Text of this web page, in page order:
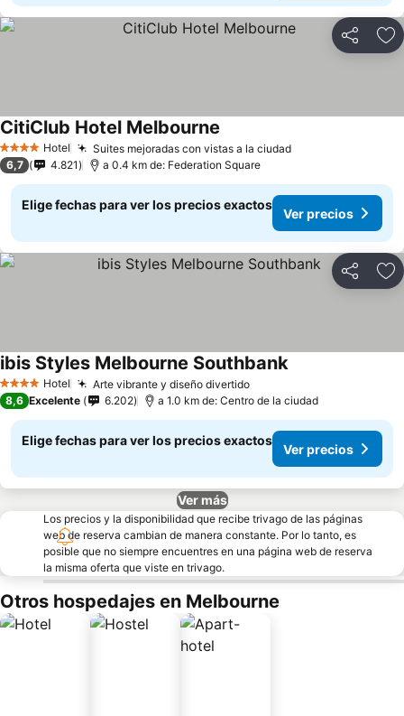
Compartir
4 EstrellasHotel Suites mejoradas con vistas a la ciudad
CitiClub Hotel Melbourne
6,7 4.821 a 0.4 km de: Federation Square
Elige fechas para ver los precios exactos
Ver precios
Compartir
4 EstrellasHotel Arte vibrante y diseño divertido
ibis Styles Melbourne Southbank
8,6 Excelente 6.202 a 1.0 km de: Centro de la ciudad
Elige fechas para ver los precios exactos
Ver precios
Ver más
Los precios y la disponibilidad que recibe trivago de las páginas
web de reserva cambian de manera constante. Por lo tanto, es
posible que no siempre encuentres en una página web de reserva
la misma oferta que viste en trivago.
Otros hospedajes en Melbourne